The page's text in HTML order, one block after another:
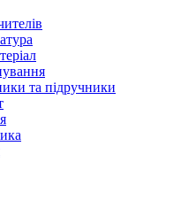
та підручники